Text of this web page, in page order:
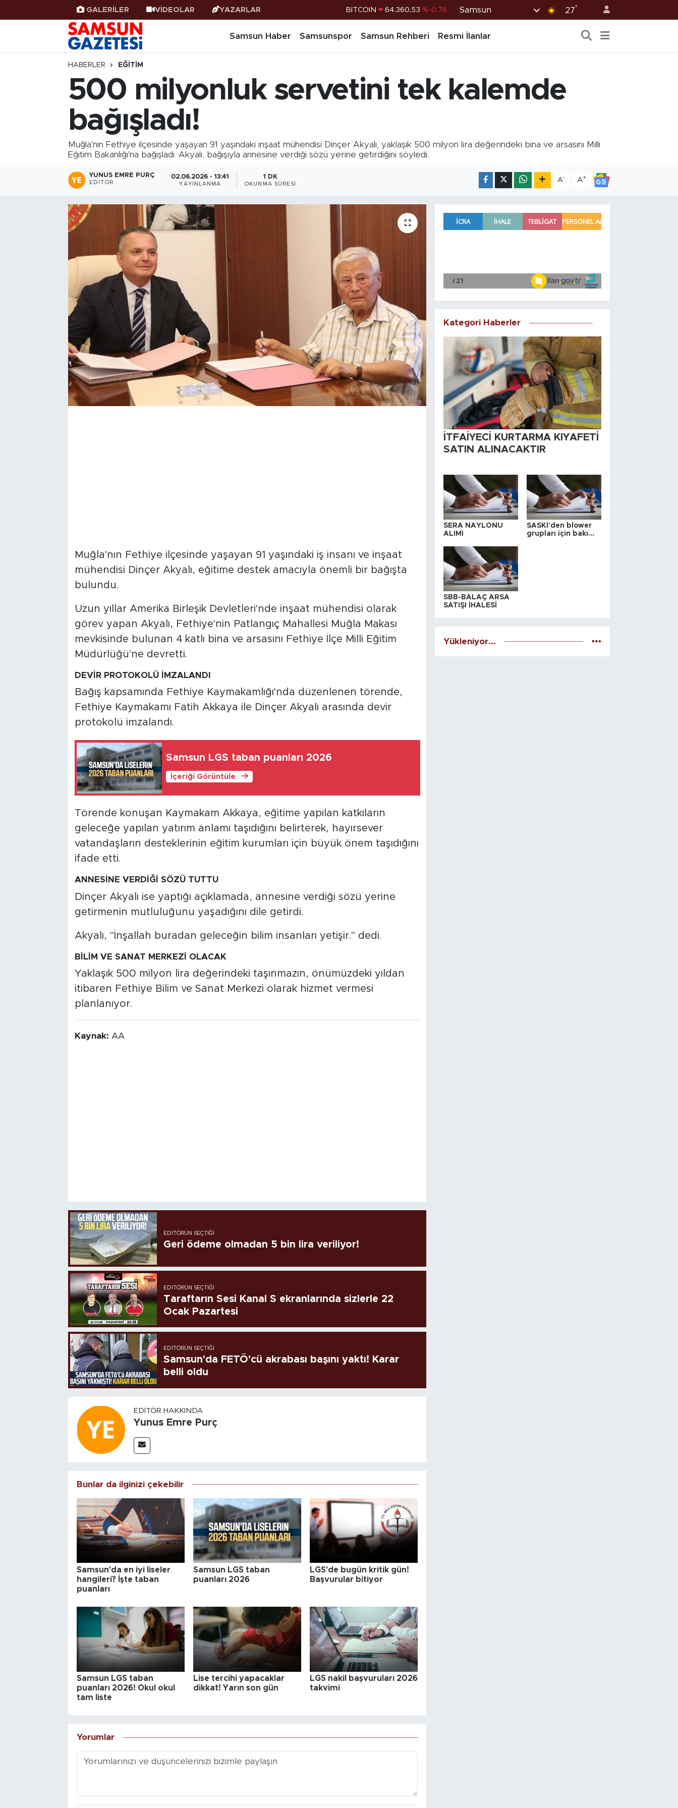
GALERİLER VİDEOLAR YAZARLAR
DOLAR 47,7069 %0.17
EURO 55,0265 %0.01
G.ALTIN
BİST100 13.887 %64
Samsun 27°
Samsun Haber Samsunspor Samsun Rehberi Resmi İlanlar
HABERLER EĞITIM
500 milyonluk servetini tek kalemde
bağışladı!
Muğla'nın Fethiye ilçesinde yaşayan 91 yaşındaki inşaat mühendisi Dinçer Akyalı, yaklaşık 500 milyon lira değerindeki bina ve arsasını Milli
Eğitim Bakanlığı'na bağışladı. Akyalı, bağışıyla annesine verdiği sözü yerine getirdiğini söyledi.
YUNUS EMRE PURÇ
EDITÖR
02.06.2026 - 13:41
YAYINLANMA
1 DK
OKUNMA SÜRESI
A- A+
Muğla'nın Fethiye ilçesinde yaşayan 91 yaşındaki iş insanı ve inşaat
mühendisi Dinçer Akyalı, eğitime destek amacıyla önemli bir bağışta
bulundu.
Uzun yıllar Amerika Birleşik Devletleri'nde inşaat mühendisi olarak
görev yapan Akyalı, Fethiye'nin Patlangıç Mahallesi Muğla Makası
mevkisinde bulunan 4 katlı bina ve arsasını Fethiye İlçe Milli Eğitim
Müdürlüğü'ne devretti.
DEVİR PROTOKOLÜ İMZALANDI
Bağış kapsamında Fethiye Kaymakamlığı'nda düzenlenen törende,
Fethiye Kaymakamı Fatih Akkaya ile Dinçer Akyalı arasında devir
protokolü imzalandı.
Samsun LGS taban puanları 2026
İçeriği Görüntüle
Törende konuşan Kaymakam Akkaya, eğitime yapılan katkıların
geleceğe yapılan yatırım anlamı taşıdığını belirterek, hayırsever
vatandaşların desteklerinin eğitim kurumları için büyük önem taşıdığını
ifade etti.
ANNESİNE VERDİĞİ SÖZÜ TUTTU
Dinçer Akyalı ise yaptığı açıklamada, annesine verdiği sözü yerine
getirmenin mutluluğunu yaşadığını dile getirdi.
Akyalı, "İnşallah buradan geleceğin bilim insanları yetişir." dedi.
BİLİM VE SANAT MERKEZİ OLACAK
Yaklaşık 500 milyon lira değerindeki taşınmazın, önümüzdeki yıldan
itibaren Fethiye Bilim ve Sanat Merkezi olarak hizmet vermesi
planlanıyor.
Kaynak: AA
EDITÖRÜN SEÇTIĞI
Geri ödeme olmadan 5 bin lira veriliyor!
EDITÖRÜN SEÇTIĞI
Taraftarın Sesi Kanal S ekranlarında sizlerle 22
Ocak Pazartesi
EDITÖRÜN SEÇTIĞI
Samsun'da FETÖ'cü akrabası başını yaktı! Karar
belli oldu
EDITÖR HAKKINDA
Yunus Emre Purç
Bunlar da ilginizi çekebilir
Samsun'da en iyi liseler
hangileri? İşte taban
puanları
Samsun LGS taban
puanları 2026
LGS'de bugün kritik gün!
Başvurular bitiyor
Samsun LGS taban
puanları 2026! Okul okul
tam liste
Lise tercihi yapacaklar
dikkat! Yarın son gün
LGS nakil başvuruları 2026
takvimi
Yorumlar
Kategori Haberler
İTFAİYECİ KURTARMA KIYAFETİ
SATIN ALINACAKTIR
SERA NAYLONU
ALIMI
SASKİ'den blower
grupları için bakım
SBB-BALAÇ ARSA
SATIŞI İHALESİ
Yükleniyor...
Samsun Haber
Samsunspor
Samsun Rehberi
Resmi İlanlar
Samsun Nöbetçi Eczaneler
Samsun Hava Durumu
SAMSUN Namaz Vakitleri
Samsun Trafik Yoğunluk Haritası
Süper Lig Puan Durumu ve Fikstür
Haber Arşivi